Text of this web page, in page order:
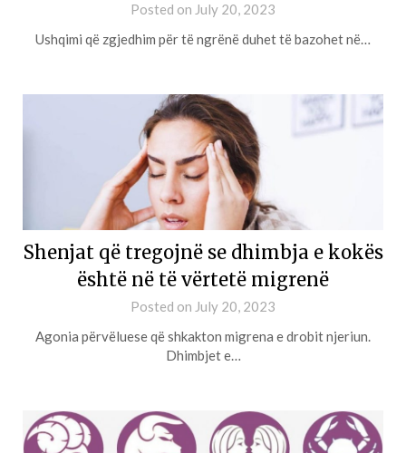
Posted on July 20, 2023
Ushqimi që zgjedhim për të ngrënë duhet të bazohet në…
Shenjat që tregojnë se dhimbja e kokës
është në të vërtetë migrenë
Posted on July 20, 2023
Agonia përvëluese që shkakton migrena e drobit njeriun.
Dhimbjet e…